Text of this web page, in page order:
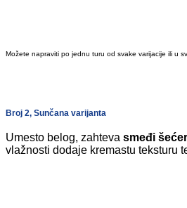
Možete napraviti po jednu turu od svake varijacije ili u
Broj 2, Sunčana varijanta
Umesto belog, zahteva smeđi šećer
vlažnosti dodaje kremastu teksturu